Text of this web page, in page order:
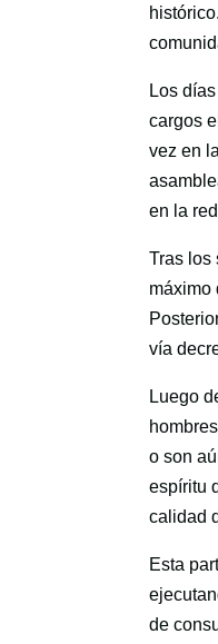
Los
cargos
vez en
en la
Tras los
máximo
vía
Luego
o son
espíritu
calidad
Esta
de